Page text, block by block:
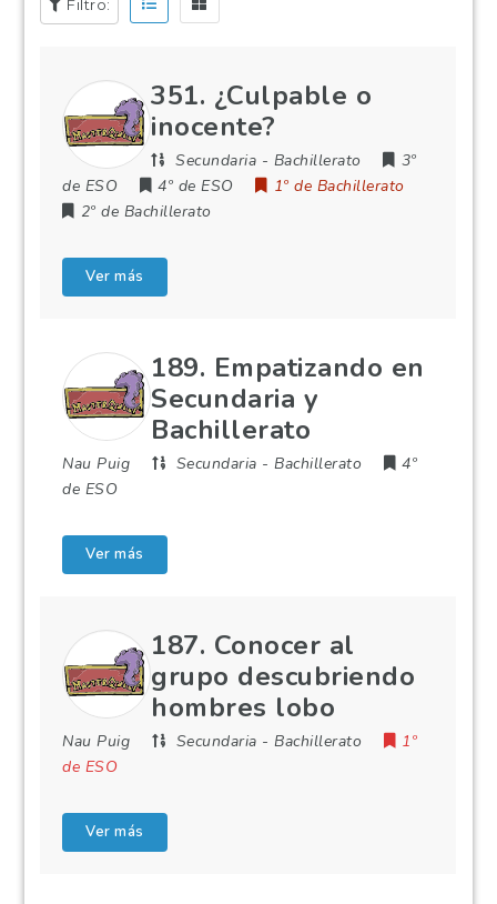
Filtro:
351. ¿Culpable o
inocente?
Secundaria - Bachillerato
3º
de ESO
4º de ESO
1º de Bachillerato
2º de Bachillerato
Ver más
189. Empatizando en
Secundaria y
Bachillerato
Nau Puig Secundaria -Bachillerato
4º
de ESO
Ver más
187. Conocer al
grupo descubriendo
hombres lobo
Nau Puig Secundaria -Bachillerato
1º
de ESO
Ver más